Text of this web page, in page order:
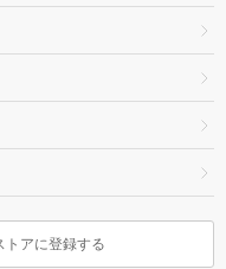
トアに登録する